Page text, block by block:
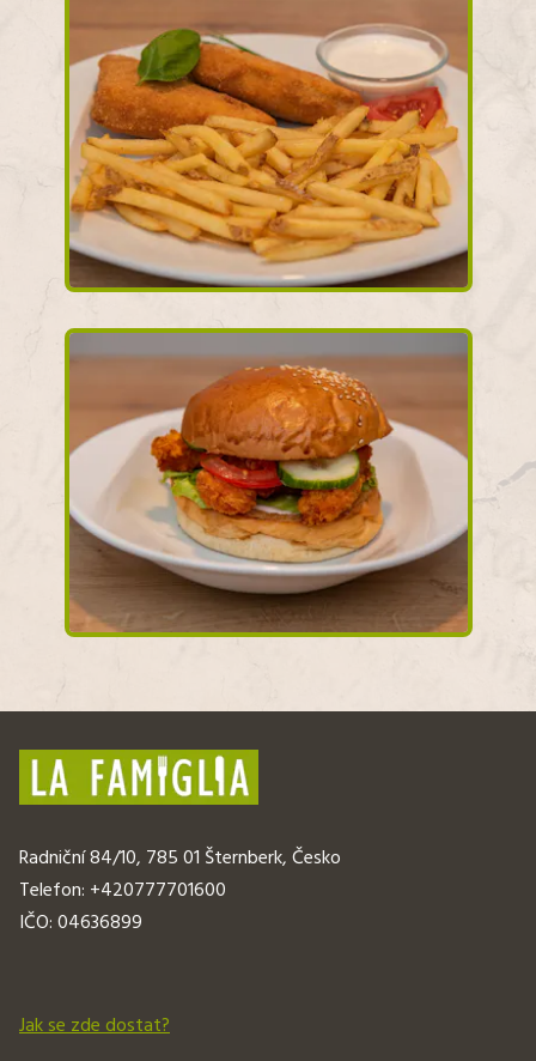
Radniční 84/10, 785 01 Šternberk, Česko
Telefon: +420777701600
IČO:04636899
Jak se zde dostat?